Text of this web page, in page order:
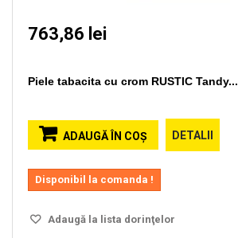
763,86 lei
Piele tabacita cu crom RUSTIC Tandy...
ADAUGĂ ÎN COŞ DETALII
Disponibil la comanda !
Adaugă la lista dorinţelor